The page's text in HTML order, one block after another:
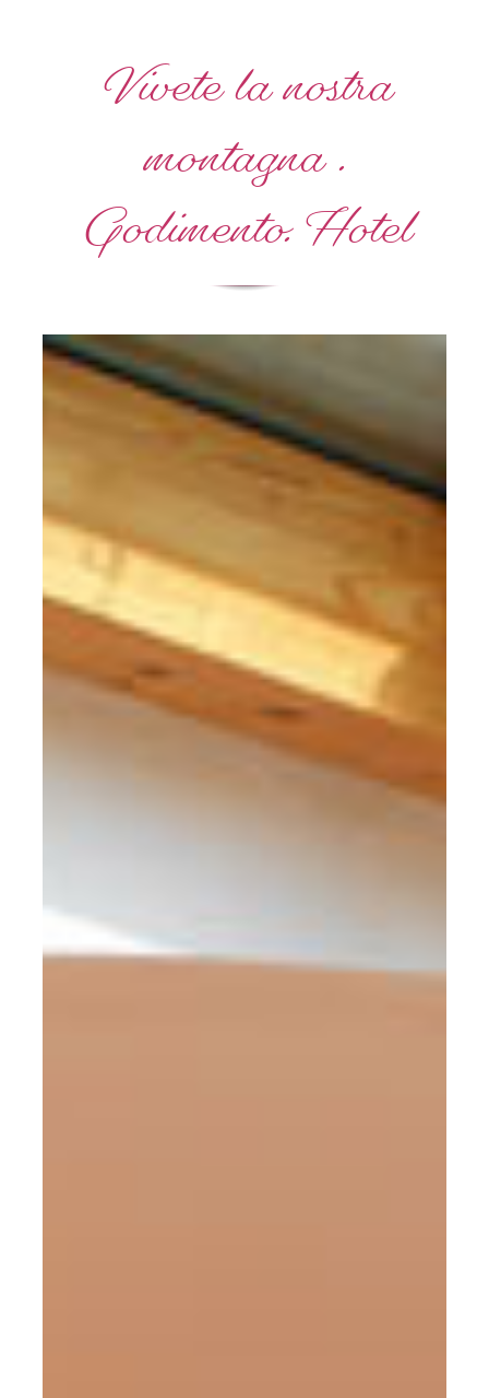
Vivete la nostra
montagna .
Godimento. Hotel